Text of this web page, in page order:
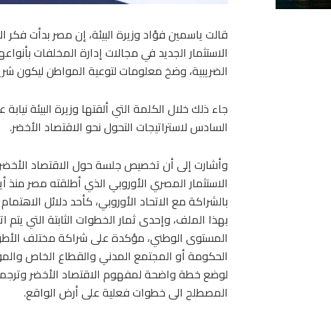
قالت ياسمين فؤاد وزيرة البيئة، إن مصر بدأت
الاستثمار الجديد في مجالات إدارة المخلفات
الضريبية، وضخ معلومات لتوعية المواطن ليكون
جاء ذلك خلال الكلمة التي ألقتها وزيرة البيئة
السادس لاستراتيجات التحول نحو الاقتصاد الأخضر.
وأشارت إلى أن تخصيص جلسة حول الاقتصاد
الاستثمار المصري الأوروبي الذي أطلقته مصر منذ
بالشراكة مع الاتحاد الأوروبي، كأحد دلائل
بهذا الملف، وإحدى ثمار الخطوات الثابتة التي يتم
المستوى الوطني، مؤكدة على شراكة مختلف
الحكومة أو المجتمع المدني والقطاع الخاص
لوضع خطة واضحة لمفهوم الاقتصاد الأخضر
المصطلح الى خطوات فعلية على أرض الواقع.